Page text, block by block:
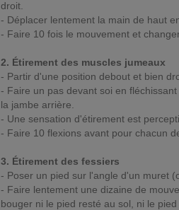
droit.
- Déplacer lentement la main de haut
- Faire 10 fois le mouvement et
2. Étirement des muscles jumeaux
- Partir d'une position debout et bien
- Faire un pas devant soi en
la jambe arrière.
- Une sensation d'étirement est
- Faire 10 flexions avant pour chacun
3. Étirement des fessiers
- Poser un pied sur l'angle d'un muret
- Faire lentement une dizaine de
bouger ni le pied resté au sol, ni le pied